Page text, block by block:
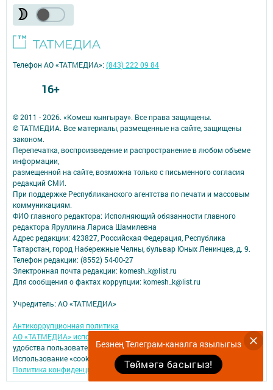
Безнең Телеграм-каналга язылыгыз
Төймәгә басыгыз!
© 2011 - 2026. «Комеш кынгырау». Все права защищены.
© ТАТМЕДИА. Все материалы, размещенные на сайте, защищены
законом.
Перепечатка, воспроизведение и распространение в любом объеме
информации,
размещенной на сайте, возможна только с письменного согласия
редакций СМИ.
При поддержке Республиканского агентства по печати и массовым
коммуникациям.
ФИО главного редактора: Исполняющий обязанности главного
редактора Яруллина Лариса Шамилевна
Адрес редакции: 423827, Российская Федерация, Республика
Татарстан, город Набережные Челны, бульвар Юных Ленинцев, д. 9.
Телефон редакции: (8552) 54-00-27
Электронная почта редакции: komesh_k@list.ru
Для сообщения о фактах коррупции: komesh_k@list.ru
Учредитель: АО «ТАТМЕДИА»
Антикоррупционная политика
АО «ТАТМЕДИА» использует «cookie»
для персонализации сервисов и
удобства пользователей сайтом.
Использование «cookie» можно отменить в настройках браузера.
Политика конфиденциальности
Телефон АО «ТАТМЕДИА»:(843) 222 09 84
16+